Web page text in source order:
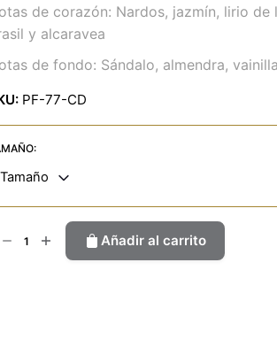
de corazón: Nardos, jazmín, lirio
y alcaravea
de fondo: Sándalo, almendra,
PF-77-CD
Tamaño
Añadir al carrito